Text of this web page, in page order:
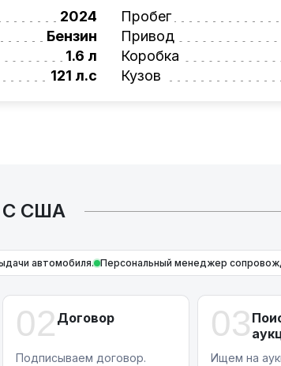
лизинговая программа на
узнать по номеру:+375 (29) 689-
работу профессионалам!
учета ремонта и с небольшими
2024
Бензин
1.6 л
121 л.с
Пробег
Привод
Коробка
Кузов
США
автомобиля. Персональный менеджер
02 Договор
Подписываем договор.
03
Ищем на